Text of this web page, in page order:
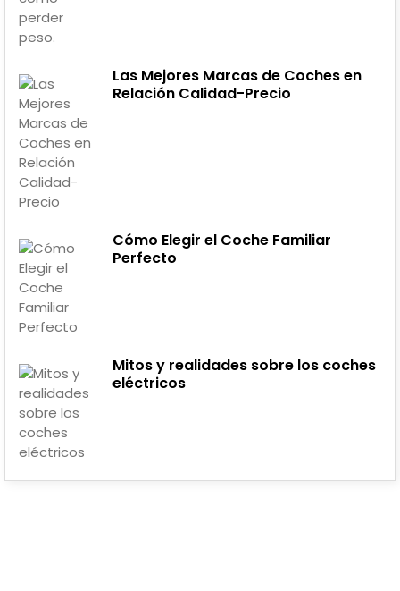
Las Mejores Marcas de Coches en
Relación Calidad-Precio
Cómo Elegir el Coche Familiar
Perfecto
Mitos y realidades sobre los coches
eléctricos